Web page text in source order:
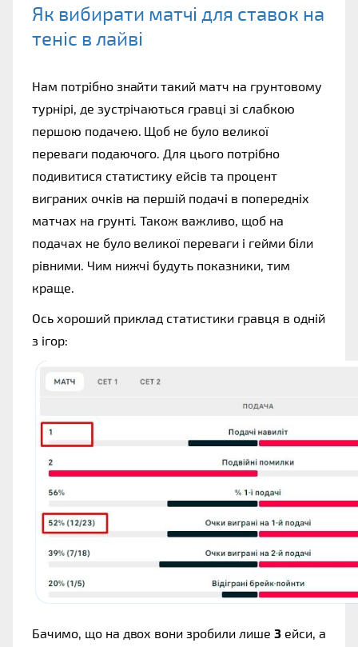
Як вибирати матчі для ставок на
теніс в лайві
Нам потрібно знайти такий матч на грунтовому
турнірі, де зустрічаються гравці зі слабкою
першою подачею. Щоб не було великої
переваги подаючого. Для цього потрібно
подивитися статистику ейсів та процент
виграних очків на першій подачі в попередніх
матчах на грунті. Також важливо, щоб на
подачах не було великої переваги і гейми біли
рівними. Чим нижчі будуть показники, тим
краще.
Ось хороший приклад статистики гравця в одній
з ігор:
Бачимо, що на двох вони зробили лише 3 ейси, а